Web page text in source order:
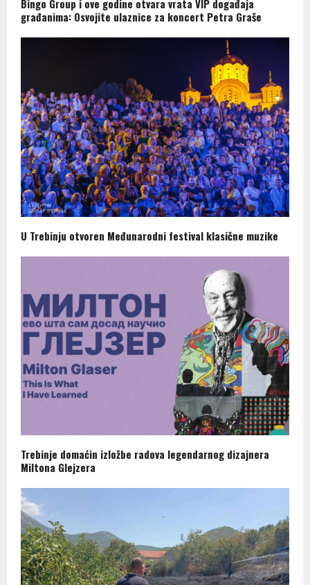
Bingo Group i ove godine otvara vrata VIP događaja
građanima: Osvojite ulaznice za koncert Petra Graše
U Trebinju otvoren Međunarodni festival klasične muzike
Trebinje domaćin izložbe radova legendarnog dizajnera
Miltona Glejzera